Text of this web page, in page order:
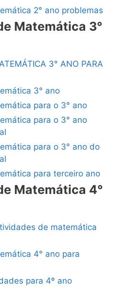
2° ano problemas
Matemática 3°
3° ANO PARA
3° ano
para o 3° ano
para o 3° ano
para o 3° ano do
para terceiro ano
Matemática 4°
de matemática
4° ano para
para 4º ano